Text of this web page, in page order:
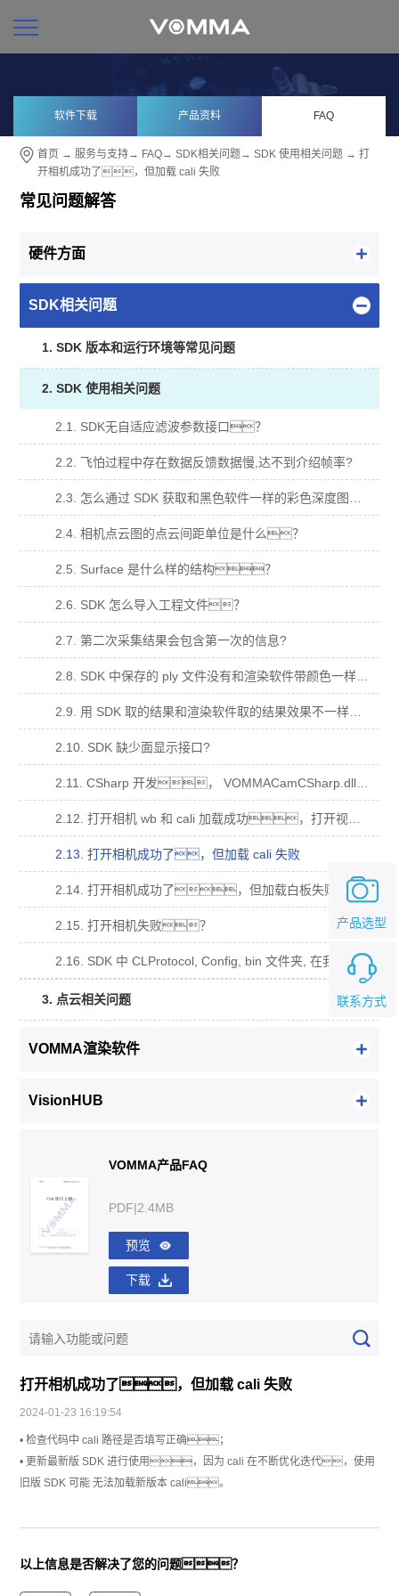
软件下载 产品资料 FAQ
首页 →服务与支持→ FAQ→SDK相关问题 →SDK 使用相关问题 → 打
开相机成功了，但加载 cali 失败
常见问题解答
硬件方面
SDK相关问题
1. SDK 版本和运行环境等常见问题
2. SDK 使用相关问题
2.1. SDK无自适应滤波参数接口？
2.2. 飞怕过程中存在数据反馈数据慢,达不到介绍帧率?
2.4. 相机点云图的点云间距单位是什么？
2.5. Surface 是什么样的结构？
2.6. SDK 怎么导入工程文件？
2.7. 第二次采集结果会包含第一次的信息?
2.10. SDK 缺少面显示接口?
2.13. 打开相机成功了，但加载 cali 失败
2.14. 打开相机成功了，但加载白板失败。
2.15. 打开相机失败？
2.16. SDK 中 CLProtocol, Config, bin 文件夹, 在我的工程中的用法？
3. 点云相关问题
VOMMA渲染软件
VisionHUB
VOMMA产品FAQ
PDF|2.4MB
预览
下载
打开相机成功了，但加载 cali 失败
2024-01-23 16:19:54
• 检查代码中 cali 路径是否填写正确；
• 更新最新版 SDK 进行使用，因为 cali 在不断优化迭代，使用
旧版 SDK 可能 无法加载新版本 cali。
以上信息是否解决了您的问题？
联系方式
产品选型